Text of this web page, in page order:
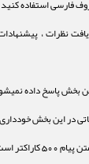
فارسی استفاده
نظرات ،
بخش پاسخ داده
در این بخش
است .